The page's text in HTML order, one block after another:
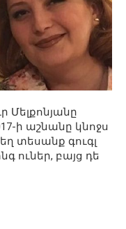
Մելքոնյանը
ի աշնանը կնոջս
տեսանք գուգլ
ուներ, բայց դե